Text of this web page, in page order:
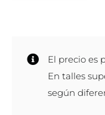
oro
rosa
12k
El precio es
En talles
según